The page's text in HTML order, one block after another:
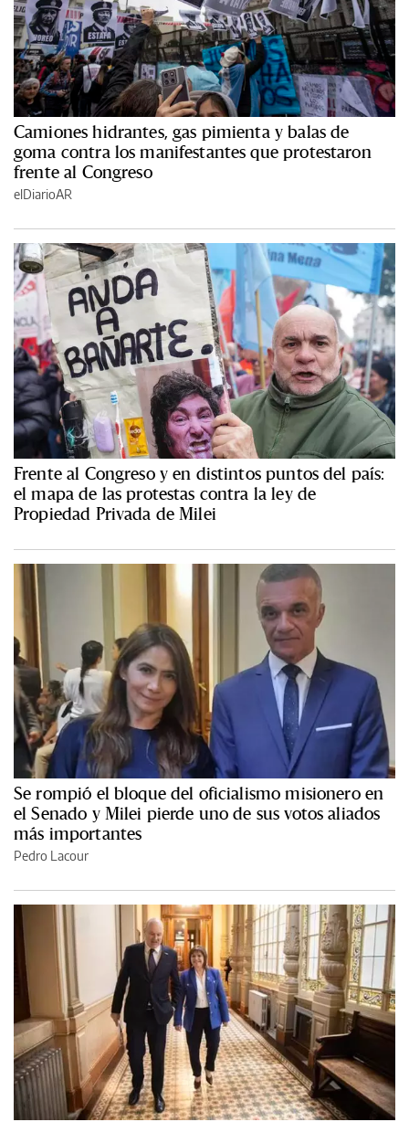
Camiones hidrantes, gas pimienta y balas de
goma contra los manifestantes que protestaron
frente al Congreso
elDiarioAR
Frente al Congreso y en distintos puntos del país:
el mapa de las protestas contra la ley de
Propiedad Privada de Milei
Se rompió el bloque del oficialismo misionero en
el Senado y Milei pierde uno de sus votos aliados
más importantes
Pedro Lacour